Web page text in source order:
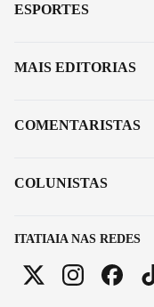
ITATIAIA NAS REDES
ESPORTES
MAIS EDITORIAS
COMENTARISTAS
COLUNISTAS